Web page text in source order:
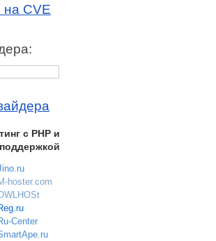
на CVE
c PHP и
hoster.com
Center